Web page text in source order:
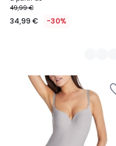
à
partir
49,99 €
34,99 € -30%